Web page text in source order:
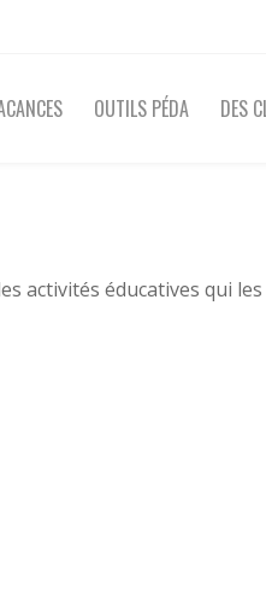
OUTILS PÉDA DES
activités éducatives qui